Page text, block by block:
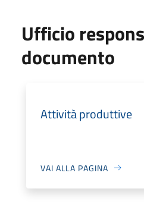
Ufficio
documento
Attività produttive
VAI ALLA PAGINA